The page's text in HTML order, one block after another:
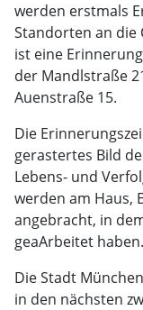
werden erstmals
Standorten an
ist eine
der Mandlstraße
Auenstraße 15.
Die
gerastertes Bild
Lebens- und
werden am Haus,
angebracht, in
geaArbeitet haben.
Die Stadt
in den nächsten